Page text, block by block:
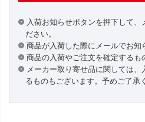
入荷お知らせボタンを押下して、
ださい。
商品が入荷した際にメールでお知
商品の入荷やご注文を確定するも
メーカー取り寄せ品に関しては、
るものもございます。予めご了承